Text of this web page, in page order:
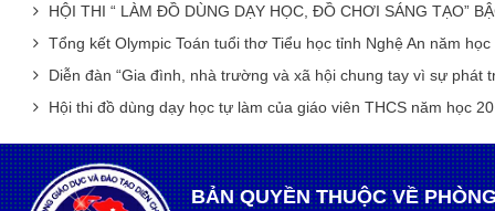
HỘI THI “ LÀM ĐỒ DÙNG DẠY HỌC, ĐỒ CHƠI SÁNG TẠO”
Tổng kết Olympic Toán tuổi thơ Tiểu học tỉnh Nghệ An năm
Diễn đàn “Gia đình, nhà trường và xã hội chung tay vì sự phát
Hội thi đồ dùng dạy học tự làm của giáo viên THCS năm học
BẢN QUYỀN THUỘC VỀ